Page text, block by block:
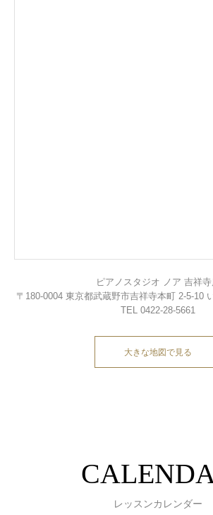
ピアノスタジオ ノア 吉祥寺
〒180-0004 東京都武蔵野市吉祥寺本町 2-5-10
TEL 0422-28-5661
大きな地図で見る
レッスンカレンダー